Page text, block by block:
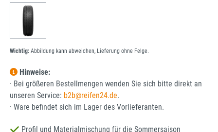
Wichtig: Abbildung kann abweichen, Lieferung ohne Felge.
Hinweise:
· Bei größeren Bestellmengen wenden Sie sich bitte direkt an
unseren Service: b2b@reifen24.de.
· Ware befindet sich im Lager des Vorlieferanten.
Profil und Materialmischung für die Sommersaison